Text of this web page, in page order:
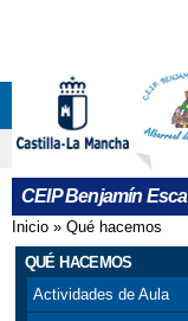
CEIP Benjamín
Se
Inicio » Qué hacemos
QUÉ HACEMOS
Actividades de Aula